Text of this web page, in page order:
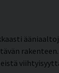
rakenteen.